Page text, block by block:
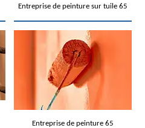
Entreprise de peinture sur tuile 65
Entreprise de peinture 65